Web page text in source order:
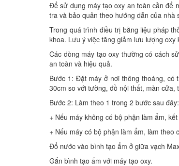
Để sử dụng máy tạo oxy an toàn cần để
tra và bảo quản theo hướng dẫn của nhà
Trong quá trình điều trị bằng liệu pháp
khoa. Lưu ý việc tăng giảm lưu lượng
Các dòng máy tạo oxy thường có cách
an toàn và hiệu quả.
Bước 1: Đặt máy ở nơi thông thoáng, có
30cm so với tường, đồ nội thất, màn
Bước 2: Làm theo 1 trong 2 bước sau đây:
+ Nếu máy không có bộ phận làm ẩm,
+ Nếu máy có bộ phận làm ẩm, làm theo
Đổ nước vào bình tạo ẩm ở giữa vạch
Gắn bình tạo ẩm với máy tạo oxy.